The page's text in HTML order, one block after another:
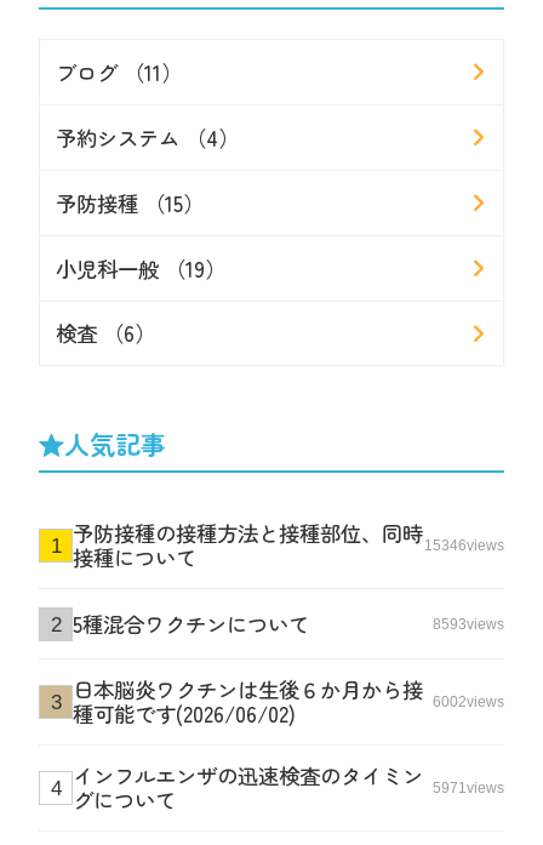
ブログ （11）
予約システム （4）
予防接種 （15）
小児科一般 （19）
検査 （6）
人気記事
予防接種の接種方法と接種部位、同時
接種について
15346views
5種混合ワクチンについて 8593views
日本脳炎ワクチンは生後６か月から接
種可能です(2026/06/02)
6002views
インフルエンザの迅速検査のタイミン
グについて
5971views